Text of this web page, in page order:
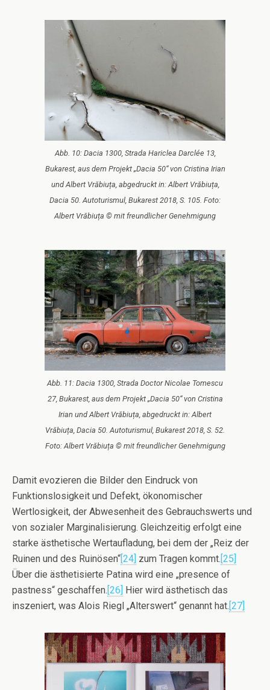
Abb. 10: Dacia 1300, Strada Hariclea Darclée 13,
Bukarest, aus dem Projekt „Dacia 50“ von Cristina Irian
und Albert Vrăbiuța, abgedruckt in: Albert Vrăbiuța,
Dacia 50. Autoturismul, Bukarest 2018, S. 105. Foto:
Albert Vrăbiuța © mit freundlicher Genehmigung
Abb. 11: Dacia 1300, Strada Doctor Nicolae Tomescu
27, Bukarest, aus dem Projekt „Dacia 50“ von Cristina
Irian und Albert Vrăbiuța, abgedruckt in: Albert
Vrăbiuța, Dacia 50. Autoturismul, Bukarest 2018, S. 52.
Foto: Albert Vrăbiuța © mit freundlicher Genehmigung
Damit evozieren die Bilder den Eindruck von
Funktionslosigkeit und Defekt, ökonomischer
Wertlosigkeit, der Abwesenheit des Gebrauchswerts und
von sozialer Marginalisierung. Gleichzeitig erfolgt eine
starke ästhetische Wertaufladung, bei dem der „Reiz der
Ruinen und des Ruinösen“[24] zum Tragen kommt.[25]
Über die ästhetisierte Patina wird eine „presence of
pastness“ geschaffen.[26] Hier wird ästhetisch das
inszeniert, was Alois Riegl „Alterswert“ genannt hat.[27]